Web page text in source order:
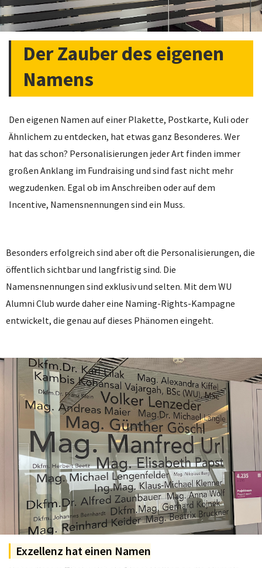
Der Zauber des eigenen
Namens
Den eigenen Namen auf einer Plakette, Postkarte, Kuli oder
Ähnlichem zu entdecken, hat etwas ganz Besonderes. Wer
hat das schon? Personalisierungen jeder Art finden immer
großen Anklang im Fundraising und sind fast nicht mehr
wegzudenken. Egal ob im Anschreiben oder auf dem
Incentive, Namensnennungen sind ein Muss.
Besonders erfolgreich sind aber oft die Personalisierungen, die
öffentlich sichtbar und langfristig sind. Die
Namensnennungen sind exklusiv und selten. Mit dem WU
Alumni Club wurde daher eine Naming-Rights-Kampagne
entwickelt, die genau auf dieses Phänomen eingeht.
Exzellenz hat einen Namen